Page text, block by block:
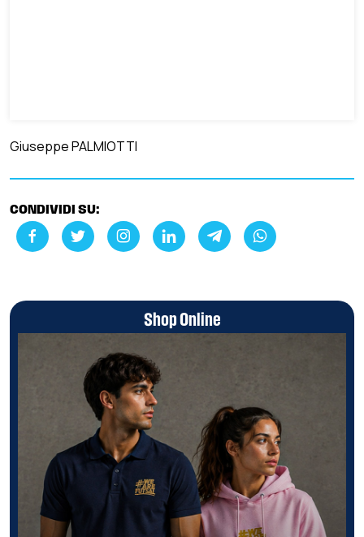
Giuseppe PALMIOTTI
CONDIVIDI SU:
Shop Online